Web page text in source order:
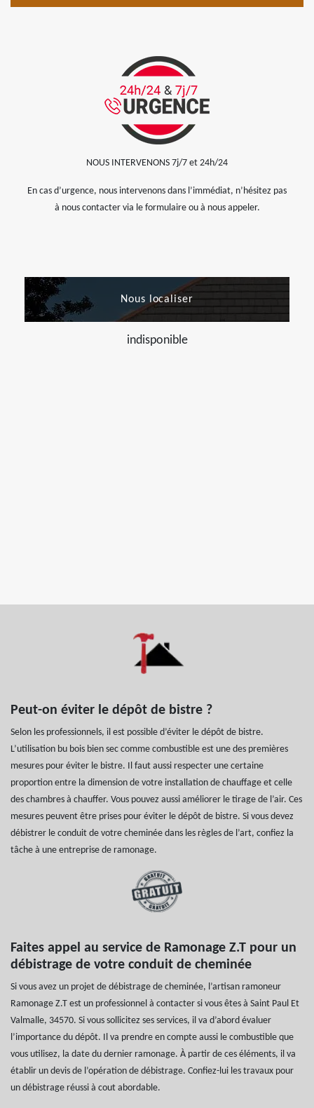
NOUS INTERVENONS 7j/7 et 24h/24
En cas d’urgence, nous intervenons dans l’immédiat, n’hésitez pas
à nous contacter via le formulaire ou à nous appeler.
Nous localiser
indisponible
Peut-on éviter le dépôt de bistre ?
Selon les professionnels, il est possible d’éviter le dépôt de bistre.
L’utilisation bu bois bien sec comme combustible est une des premières
mesures pour éviter le bistre. Il faut aussi respecter une certaine
proportion entre la dimension de votre installation de chauffage et celle
des chambres à chauffer. Vous pouvez aussi améliorer le tirage de l’air. Ces
mesures peuvent être prises pour éviter le dépôt de bistre. Si vous devez
débistrer le conduit de votre cheminée dans les règles de l’art, confiez la
tâche à une entreprise de ramonage.
Faites appel au service de Ramonage Z.T pour un
débistrage de votre conduit de cheminée
Si vous avez un projet de débistrage de cheminée, l’artisan ramoneur
Ramonage Z.T est un professionnel à contacter si vous êtes à Saint Paul Et
Valmalle, 34570. Si vous sollicitez ses services, il va d’abord évaluer
l’importance du dépôt. Il va prendre en compte aussi le combustible que
vous utilisez, la date du dernier ramonage. À partir de ces éléments, il va
établir un devis de l’opération de débistrage. Confiez-lui les travaux pour
un débistrage réussi à cout abordable.